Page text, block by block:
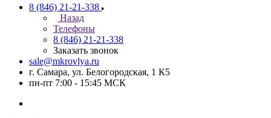
8 (846) 21-21-338
Назад
Телефоны
8 (846) 21-21-338
Заказать звонок
sale@mkrovlya.ru
г. Самара, ул. Белогородская, 1 К5
пн-пт 7:00 - 15:45 МСК